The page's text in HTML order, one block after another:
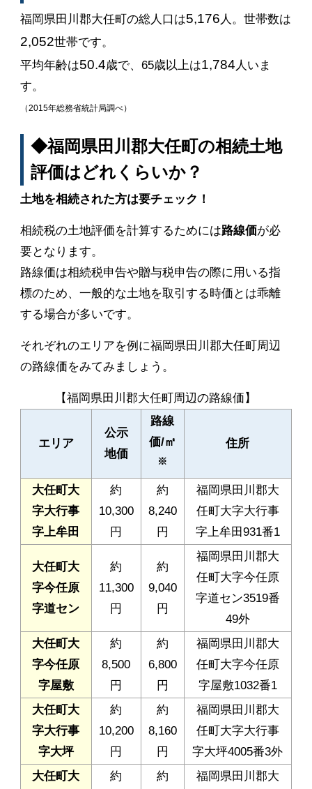
福岡県田川郡大任町の総人口は5,176 人。世帯数は
2,052世帯です。
平均年齢は50.4歳で、65歳以上は1,784 人いま
す。
（2015年総務省統計局調べ）
◆福岡県田川郡大任町の相続土地
評価はどれくらいか？
土地を相続された方は要チェック！
相続税の土地評価を計算するためには路線価が必
要となります。
路線価は相続税申告や贈与税申告の際に用いる指
標のため、一般的な土地を取引する時価とは乖離
する場合が多いです。
それぞれのエリアを例に福岡県田川郡大任町周辺
の路線価をみてみましょう。
【福岡県田川郡大任町周辺の路線価】
エリア
公示
地価
路線
価/㎡
※
住所
大任町大
字大行事
字上牟田
約
10,300
円
約
8,240
円
福岡県田川郡大
任町大字大行事
字上牟田931番1
大任町大
字今任原
字道セン
約
11,300
円
約
9,040
円
福岡県田川郡大
任町大字今任原
字道セン3519番
49外
大任町大
字今任原
字屋敷
約
8,500
円
約
6,800
円
福岡県田川郡大
任町大字今任原
字屋敷1032番1
大任町大
字大行事
字大坪
約
10,200
円
約
8,160
円
福岡県田川郡大
任町大字大行事
字大坪4005番3外
大任町大
約
約
福岡県田川郡大